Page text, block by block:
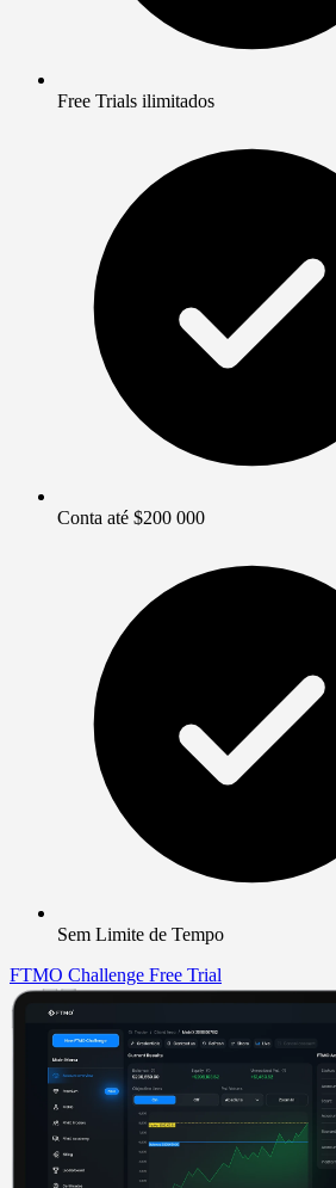
Free Trials ilimitados
Conta até $200 000
Sem Limite de Tempo
FTMO Challenge Free Trial